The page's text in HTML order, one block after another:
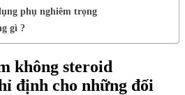
phụ nghiêm trọng
gì ?
không steroid
định cho những đối